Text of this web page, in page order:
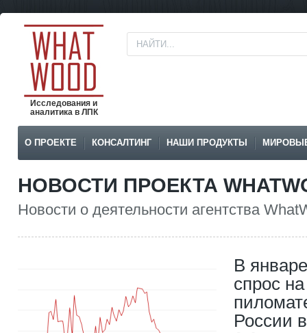
Исследования и
аналитика в ЛПК
О ПРОЕКТЕ КОНСАЛТИНГ НАШИ ПРОДУКТЫ
НОВОСТИ ПРОЕКТА
Новости о деятельности агентства
В
спрос
России